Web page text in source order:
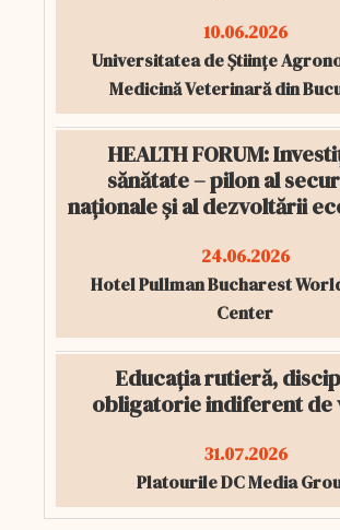
10.06.2026
Universitatea de Științe
Medicină Veterinară din
HEALTH FORUM:
sănătate – pilon al
naționale și al dezvoltării
24.06.2026
Hotel Pullman Bucharest
Center
Educația rutieră,
obligatorie indiferent de
31.07.2026
Platourile DC Media